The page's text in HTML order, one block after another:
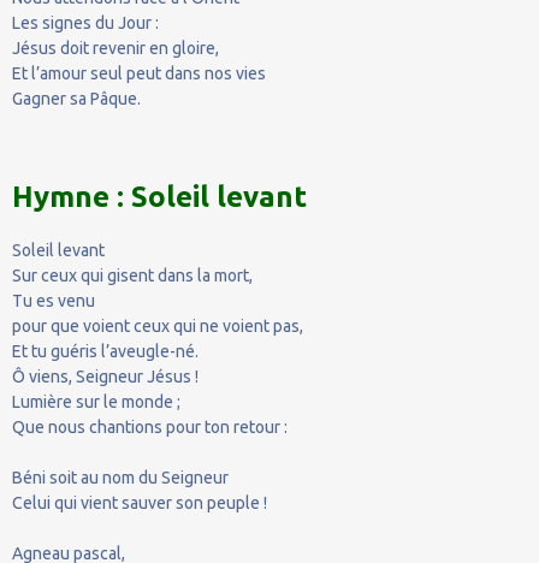
Les signes du Jour :
Jésus doit revenir en gloire,
Et l’amour seul peut dans nos vies
Gagner sa Pâque.
Hymne : Soleil levant
Soleil levant
Sur ceux qui gisent dans la mort,
Tu es venu
pour que voient ceux qui ne voient pas,
Et tu guéris l’aveugle-né.
Ô viens, Seigneur Jésus !
Lumière sur le monde ;
Que nous chantions pour ton retour :
Béni soit au nom du Seigneur
Celui qui vient sauver son peuple !
Agneau pascal,